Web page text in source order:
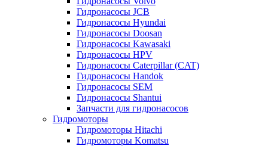
Гидронасосы JCB
Гидронасосы Hyundai
Гидронасосы Doosan
Гидронасосы Kawasaki
Гидронасосы HPV
Гидронасосы Caterpillar (CAT)
Гидронасосы Handok
Гидронасосы SEM
Гидронасосы Shantui
Запчасти для гидронасосов
Гидромоторы
Гидромоторы Hitachi
Гидромоторы Komatsu